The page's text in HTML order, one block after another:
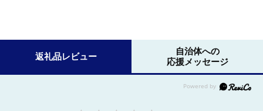
返礼品レビュー
自治体への
応援メッセージ